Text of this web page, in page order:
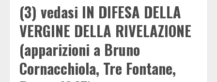
(3) vedasi IN DIFESA DELLA
VERGINE DELLA RIVELAZIONE
(apparizioni a Bruno
Cornacchiola, Tre Fontane,